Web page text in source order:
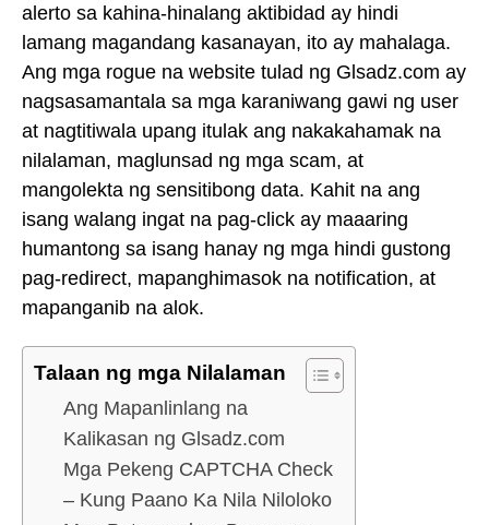
alerto sa kahina-hinalang aktibidad ay hindi
lamang magandang kasanayan, ito ay mahalaga.
Ang mga rogue na website tulad ng Glsadz.com ay
nagsasamantala sa mga karaniwang gawi ng user
at nagtitiwala upang itulak ang nakakahamak na
nilalaman, maglunsad ng mga scam, at
mangolekta ng sensitibong data. Kahit na ang
isang walang ingat na pag-click ay maaaring
humantong sa isang hanay ng mga hindi gustong
pag-redirect, mapanghimasok na notification, at
mapanganib na alok.
Talaan ng mga Nilalaman
Ang Mapanlinlang na
Kalikasan ng Glsadz.com
Mga Pekeng CAPTCHA Check
– Kung Paano Ka Nila Niloloko